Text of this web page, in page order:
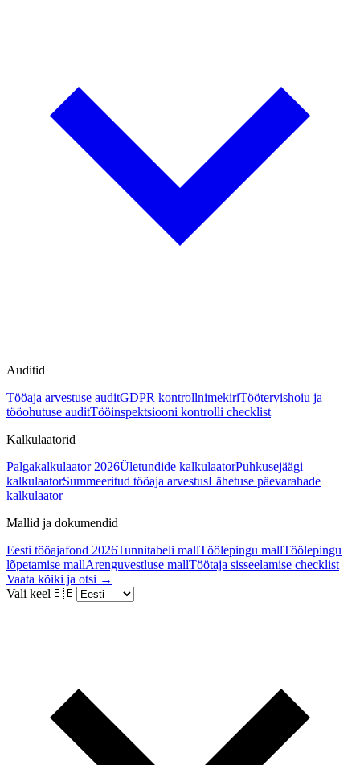
Auditid
Tööaja arvestuse auditGDPR kontrollnimekiriTöötervishoiu ja
tööohutuse auditTööinspektsiooni kontrolli checklist
Kalkulaatorid
Palgakalkulaator 2026Ületundide kalkulaatorPuhkusejäägi
kalkulaatorSummeeritud tööaja arvestusLähetuse päevarahade
kalkulaator
Mallid ja dokumendid
Eesti tööajafond 2026Tunnitabeli mallTöölepingu mallTöölepingu
lõpetamise mallArenguvestluse mallTöötaja sisseelamise checklist
Vaata kõiki ja otsi →
Vali keel🇪🇪